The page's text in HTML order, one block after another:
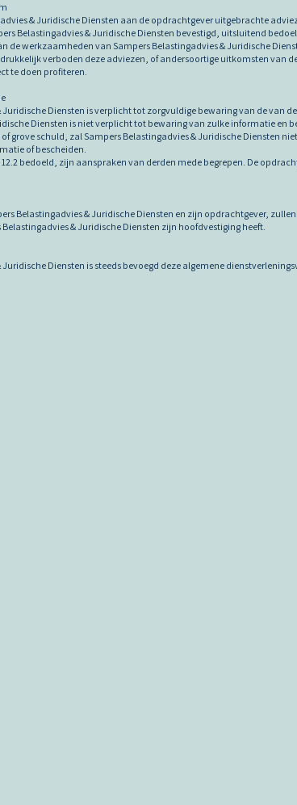
& Juridische Diensten aan de opdrachtgever uitgebrachte
Belastingadvies & Juridische Diensten bevestigd, uitsluitend
de werkzaamheden van Sampers Belastingadvies & Juridische
verboden deze adviezen, of andersoortige uitkomsten van
te doen profiteren.
Juridische Diensten is verplicht tot zorgvuldige bewaring van de
Diensten is niet verplicht tot bewaring van zulke informatie en
grove schuld, zal Sampers Belastingadvies & Juridische Diensten
of bescheiden.
12.2 bedoeld, zijn aanspraken van derden mede begrepen. De
Belastingadvies & Juridische Diensten en zijn opdrachtgever,
& Juridische Diensten zijn hoofdvestiging heeft.
Juridische Diensten is steeds bevoegd deze algemene